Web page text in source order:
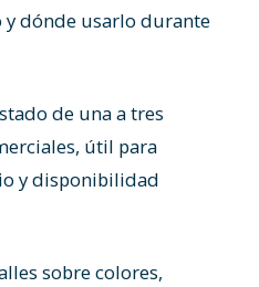
dónde usarlo durante
de una a tres
útil para
y disponibilidad
sobre colores,